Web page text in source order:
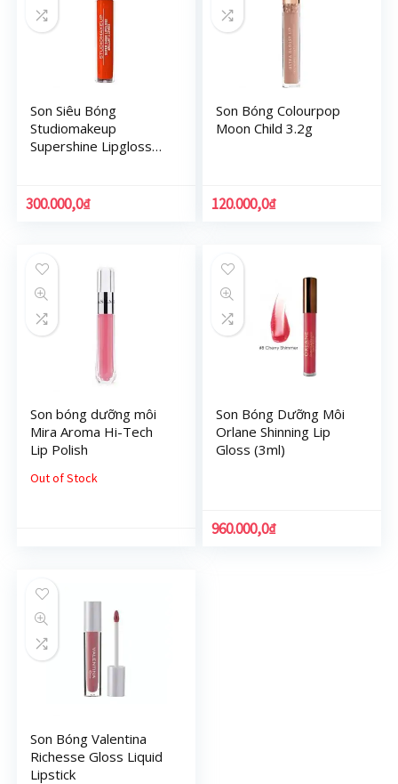
Son Siêu Bóng
Studiomakeup
Supershine Lipgloss
300.000,0₫
Son Bóng Colourpop
Moon Child 3.2g
120.000,0₫
Son bóng dưỡng môi
Mira Aroma Hi-Tech
Lip Polish
Out of Stock
Son Bóng Dưỡng Môi
Orlane Shinning Lip
Gloss (3ml)
960.000,0₫
Son Bóng Valentina
Richesse Gloss Liquid
Lipstick